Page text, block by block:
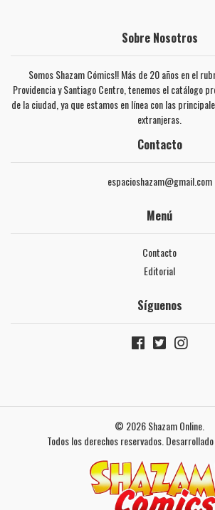
Sobre Nosotros
Somos Shazam Cómics!! Más de 20 años en el
Providencia y Santiago Centro, tenemos el catálogo
de la ciudad, ya que estamos en línea con las
extranjeras.
Contacto
espacioshazam@gmail.com
Menú
Contacto
Editorial
Síguenos
© 2026 Shazam Online.
Todos los derechos reservados.